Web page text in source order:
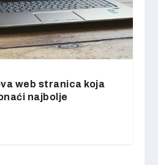
web stranica koja
najbolje